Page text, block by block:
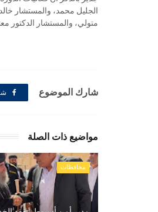
الجليل محمد، والمستشار
متولي، والمستشار الدكتور
شارك الموضوع
مواضيع ذات الصلة
محافظات